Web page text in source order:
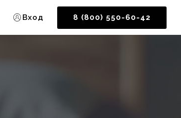
Вход 8 (800) 550-60-42